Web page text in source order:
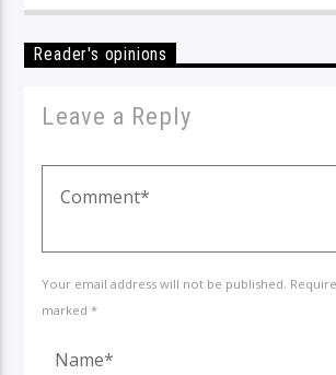
Reader's opinions
Leave a Reply
Your email address will not be published.
marked *